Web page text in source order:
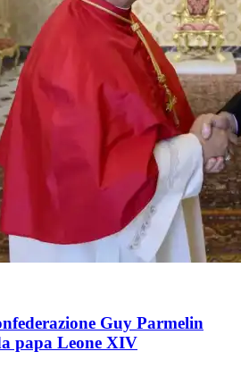
Guy Parmelin
papa Leone XIV